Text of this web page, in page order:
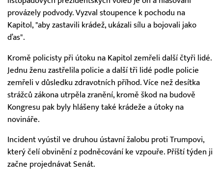
provázely podvody. Vyzval stoupence k pochodu na
Kapitol, "aby zastavili krádež, ukázali sílu a bojovali jako
ďas".
Kromě policisty při útoku na Kapitol zemřeli další čtyři lidé.
Jednu ženu zastřelila policie a další tři lidé podle policie
zemřeli v důsledku zdravotních příhod. Více než desítka
strážců zákona utrpěla zranění, kromě škod na budově
Kongresu pak byly hlášeny také krádeže a útoky na
novináře.
Incident vyústil ve druhou ústavní žalobu proti Trumpovi,
který čelí obvinění z podněcování ke vzpouře. Příští týden ji
začne projednávat Senát.